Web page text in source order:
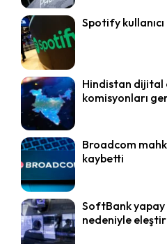
Spotify
Hindistan dijital
komisyonları
Broadcom
kaybetti
SoftBank yapay
nedeniyle